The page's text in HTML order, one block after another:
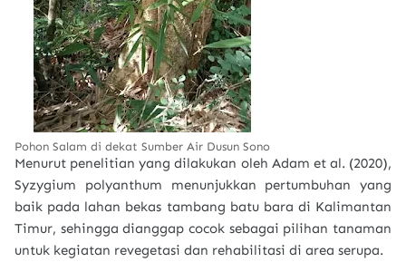
Pohon Salam di dekat Sumber Air Dusun Sono
Menurut penelitian yang dilakukan oleh Adam et al. (2020),
Syzygium polyanthum menunjukkan pertumbuhan yang
baik pada lahan bekas tambang batu bara di Kalimantan
Timur, sehingga dianggap cocok sebagai pilihan tanaman
untuk kegiatan revegetasi dan rehabilitasi di area serupa.